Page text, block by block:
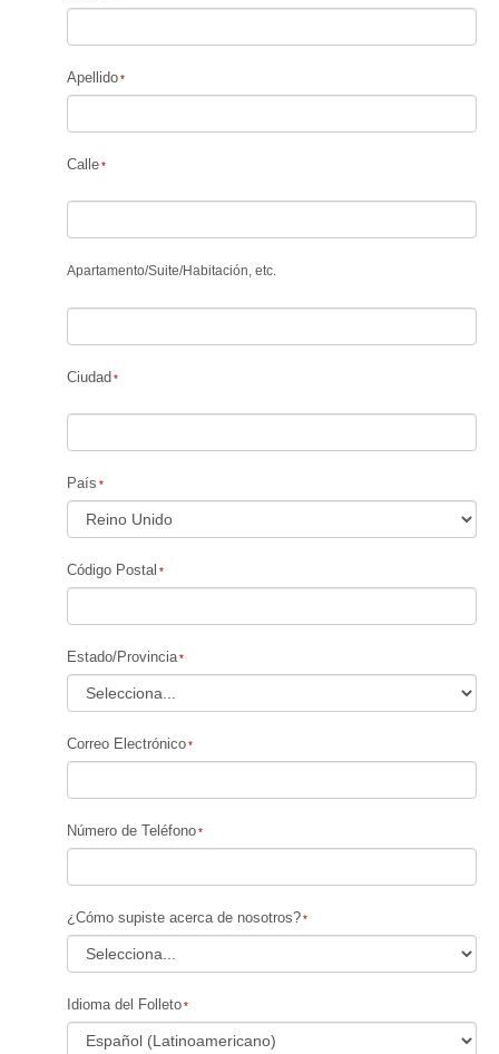
Apellido
Calle
Apartamento/Suite/Habitación, etc.
Ciudad
País
Código Postal
Estado/Provincia
Correo Electrónico
Número de Teléfono
¿Cómo supiste acerca de nosotros?
Idioma del Folleto